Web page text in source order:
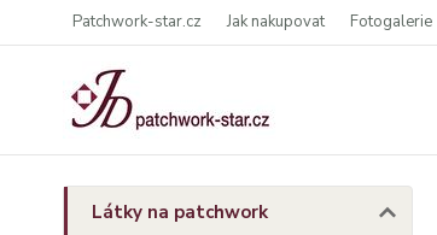
Patchwork-star.cz Jak nakupovat Fotogalerie
Látky na patchwork